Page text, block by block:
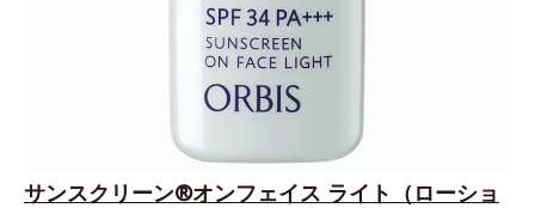
サンスクリーン®オンフェイス ライト（ローショ